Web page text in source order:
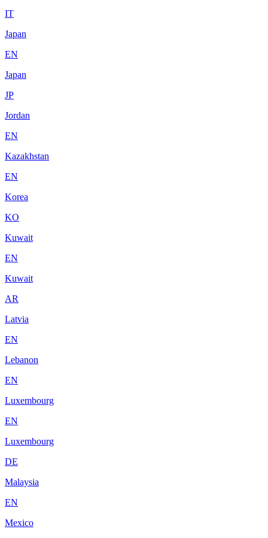
IT
Japan
EN
Japan
JP
Jordan
EN
Kazakhstan
EN
Korea
KO
Kuwait
EN
Kuwait
AR
Latvia
EN
Lebanon
EN
Luxembourg
EN
Luxembourg
DE
Malaysia
EN
Mexico